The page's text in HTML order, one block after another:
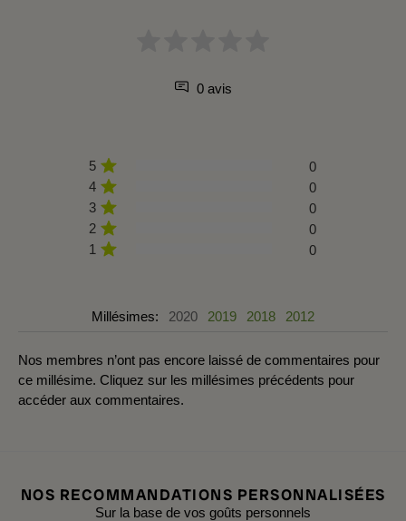
0 avis
5
0
4
0
3
0
2
0
1
0
Millésimes: 2020 2019 2018 2012
Nos membres n’ont pas encore laissé de commentaires pour
ce millésime. Cliquez sur les millésimes précédents pour
accéder aux commentaires.
NOS RECOMMANDATIONS PERSONNALISÉES
Sur la base de vos goûts personnels